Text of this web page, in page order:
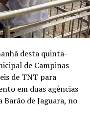
desta quinta-
de Campinas
de TNT para
em duas agências
Barão de Jaguara, no